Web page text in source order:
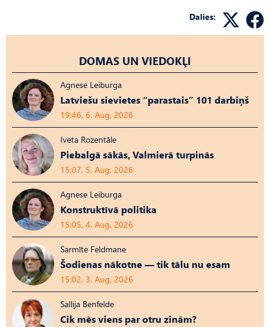
Dalies:
DOMAS UN VIEDOKĻI
Agnese Leiburga
Latviešu sievietes “parastais” 101 darbiņš
19:46, 6. Aug, 2026
Iveta Rozentāle
Piebalgā sākās, Valmierā turpinās
15:07, 5. Aug, 2026
Agnese Leiburga
Konstruktīvā politika
15:05, 4. Aug, 2026
Sarmīte Feldmane
Šodienas nākotne — tik tālu nu esam
15:02, 3. Aug, 2026
Sallija Benfelde
Cik mēs viens par otru zinām?